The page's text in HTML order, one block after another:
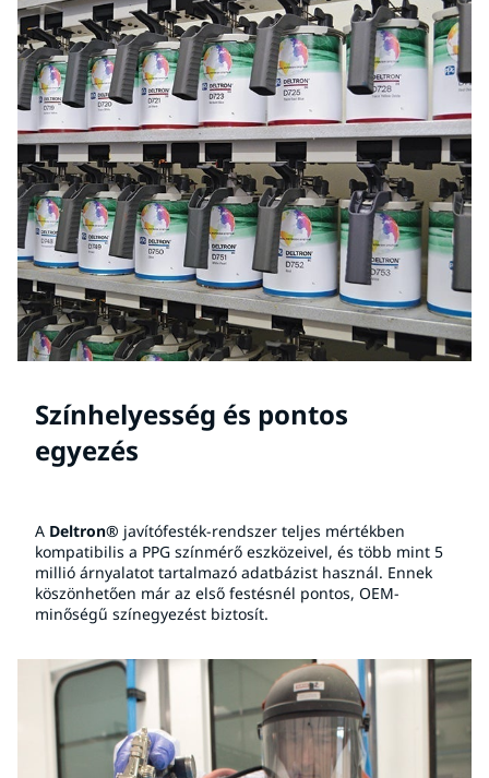
Színhelyesség és pontos
egyezés
A Deltron® javítófesték-rendszer teljes mértékben
kompatibilis a PPG színmérő eszközeivel, és több mint 5
millió árnyalatot tartalmazó adatbázist használ. Ennek
köszönhetően már az első festésnél pontos, OEM-
minőségű színegyezést biztosít.